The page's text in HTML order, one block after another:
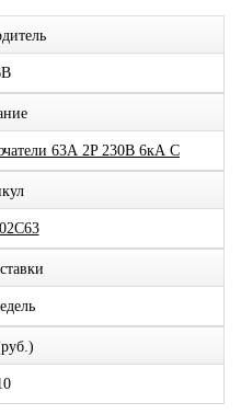
63А 2P 230В 6кА C